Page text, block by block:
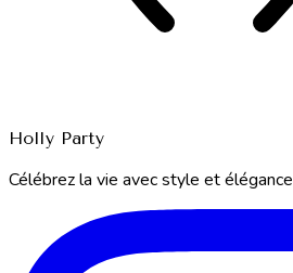
Holly Party
Célébrez la vie avec style et élégance